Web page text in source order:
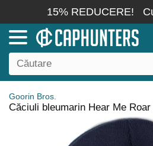
15% REDUCERE!
Goorin Bros.
Căciuli bleumarin Hear Me